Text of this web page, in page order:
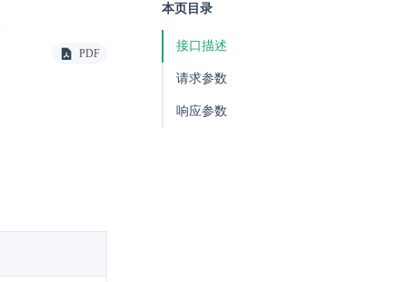
PDF
本页目录
接口描述
请求参数
响应参数